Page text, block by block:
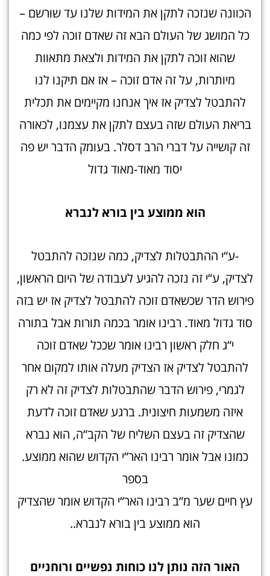
הכוונה שנזכה לתקן את המידות שלנו עד שורשם –
כל המושג של העולם הבא זה שאדם זוכה לפי כמה
שהוא זוכה לתקן את המידות ולצאת מתאוות
מיותרות, על זה אדם זוכה – אז אם תיקנו לנו
להתבטל לצדיק אז איך אנחנו מקיימים את תכלית
בריאת העולם שזה בעצם לתקן את עצמנו, לכאורה
זה קושייה על דברי הרב דסלר. בעומק הדבר יש פה
יסוד מאוד-מאוד גדול
הוא ממוצע בין בורא לנברא
-ע“י ההתבטלות לצדיק, כמה שנזכה להתבטל
לצדיק, ע“י זה נזכה להגיע לעבודה של היום הראשון,
פירוש הדר שכשאדם זוכה להתבטל לצדיק אז יש בזה
סוד גדול מאוד. רבינו אומר בכמה תורות אבל בתורה
י“ג חלק ראשון רבינו אומר שככל שאדם זוכה
להתבטל לצדיק אז הצדיק מעלה אותו למקום אחר
לגמרי, פירוש הדבר שהתבטלות לצדיק זה לא רק
איזה משמעות חיצונית. ברגע שאדם זוכה לדעת
שהצדיק זה בעצם השליח של הקב“ה, הוא נברא
כמונו אבל אומר רבינו האר“י הקדוש שהוא ממוצע.
בספר
עץ חיים שער מ“ב רבינו האר“י הקדוש אומר שהצדיק
הוא ממוצע בין בורא לנברא..
האור הזה נותן לנו כוחות נפשיים ורוחניים